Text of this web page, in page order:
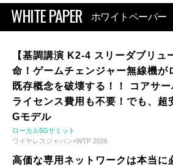
WHITE PAPER ホワイトペーパー
【基調講演 K2-4 スリーダブリュ
命！ゲームチェンジャー無線機が
既存概念を破壊する！！ コアサ
ライセンス費用も不要！でも、
Gモデル
ローカル5Gサミット
ワイヤレスジャパン×WTP 2026
高価な専用ネットワークは本当に